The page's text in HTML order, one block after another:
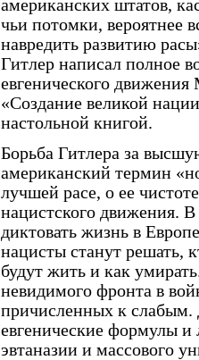
американских штатов,
чьи потомки, вероятнее
навредить развитию
Гитлер написал полное
евгенического
«Создание великой
настольной книгой.
Борьба Гитлера за
американский термин
лучшей расе, о ее
нацистского движения. В
диктовать жизнь в
нацисты станут решать,
будут жить и как
невидимого фронта в
причисленных к слабым.
евгенические формулы и
эвтаназии и массового